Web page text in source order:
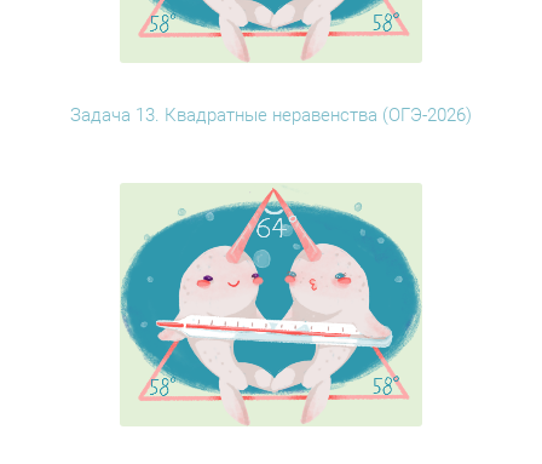
Задача 13. Квадратные неравенства (ОГЭ-2026)